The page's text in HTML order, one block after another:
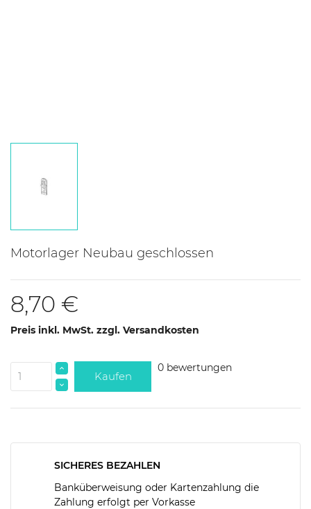
Motorlager Neubau geschlossen
8,70 €
Preis inkl. MwSt. zzgl. Versandkosten
Kaufen
0 bewertungen
SICHERES BEZAHLEN
Banküberweisung oder Kartenzahlung die
Zahlung erfolgt per Vorkasse